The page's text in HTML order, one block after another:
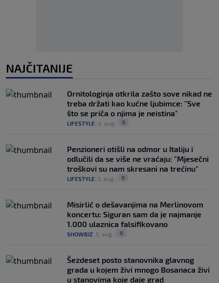
NAJČITANIJE
Ornitologinja otkrila zašto sove nikad ne
treba držati kao kućne ljubimce: "Sve
što se priča o njima je neistina"
LIFESTYLE 4. aug. 0
Penzioneri otišli na odmor u Italiju i
odlučili da se više ne vraćaju: "Mjesečni
troškovi su nam skresani na trećinu"
LIFESTYLE 5. aug. 0
Misirlić o dešavanjima na Merlinovom
koncertu: Siguran sam da je najmanje
1.000 ulaznica falsifikovano
SHOWBIZ 5. aug. 0
Šezdeset posto stanovnika glavnog
grada u kojem živi mnogo Bosanaca živi
u stanovima koje daje grad